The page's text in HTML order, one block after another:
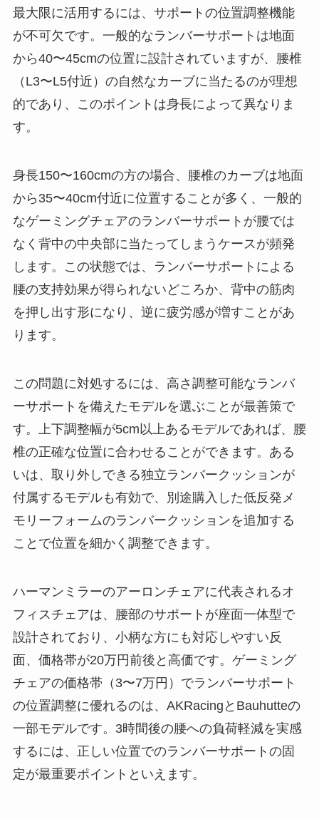
最大限に活用するには、サポートの位置調整機能
が不可欠です。一般的なランバーサポートは地面
から40〜45cmの位置に設計されていますが、腰椎
（L3〜L5付近）の自然なカーブに当たるのが理想
的であり、このポイントは身長によって異なりま
す。
身長150〜160cmの方の場合、腰椎のカーブは地面
から35〜40cm付近に位置することが多く、一般的
なゲーミングチェアのランバーサポートが腰では
なく背中の中央部に当たってしまうケースが頻発
します。この状態では、ランバーサポートによる
腰の支持効果が得られないどころか、背中の筋肉
を押し出す形になり、逆に疲労感が増すことがあ
ります。
この問題に対処するには、高さ調整可能なランバ
ーサポートを備えたモデルを選ぶことが最善策で
す。上下調整幅が5cm以上あるモデルであれば、腰
椎の正確な位置に合わせることができます。ある
いは、取り外しできる独立ランバークッションが
付属するモデルも有効で、別途購入した低反発メ
モリーフォームのランバークッションを追加する
ことで位置を細かく調整できます。
ハーマンミラーのアーロンチェアに代表されるオ
フィスチェアは、腰部のサポートが座面一体型で
設計されており、小柄な方にも対応しやすい反
面、価格帯が20万円前後と高価です。ゲーミング
チェアの価格帯（3〜7万円）でランバーサポート
の位置調整に優れるのは、AKRacingとBauhutteの
一部モデルです。3時間後の腰への負荷軽減を実感
するには、正しい位置でのランバーサポートの固
定が最重要ポイントといえます。